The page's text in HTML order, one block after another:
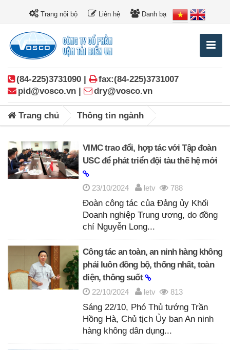
Trang nội bộ Liên hệ Danh bạ
(84-225)3731090 |
fax:(84-225)3731007
pid@vosco.vn |
dry@vosco.vn
Trang chủ Thông tin ngành
VIMC trao đổi, hợp tác với Tập đoàn
USC để phát triển đội tàu thế hệ mới
23/10/2024 letv 788
Đoàn công tác của Đảng ủy Khối
Doanh nghiệp Trung ương, do đồng
chí Nguyễn Long...
Công tác an toàn, an ninh hàng không
phải luôn đồng bộ, thống nhất, toàn
diện, thông suốt
22/10/2024 letv 813
Sáng 22/10, Phó Thủ tướng Trần
Hồng Hà, Chủ tịch Ủy ban An ninh
hàng không dân dụng...